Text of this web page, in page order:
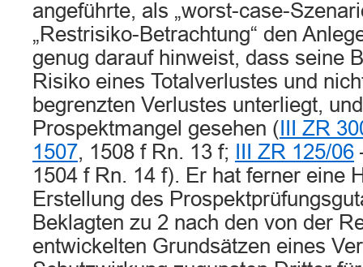
angeführte, als „worst-case-
„Restrisiko-Betrachtung“ den
genug darauf hinweist, dass seine
Risiko eines Totalverlustes und
begrenzten Verlustes unterliegt,
Prospektmangel gesehen ( III ZR
1507, 1508 f Rn. 13 f; III ZR 125/06
1504 f Rn. 14 f). Er hat ferner eine
Erstellung des
Beklagten zu 2 nach den von der
entwickelten Grundsätzen eines